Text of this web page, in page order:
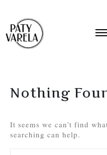
Nothing
It seems we can’t find
searching can help.